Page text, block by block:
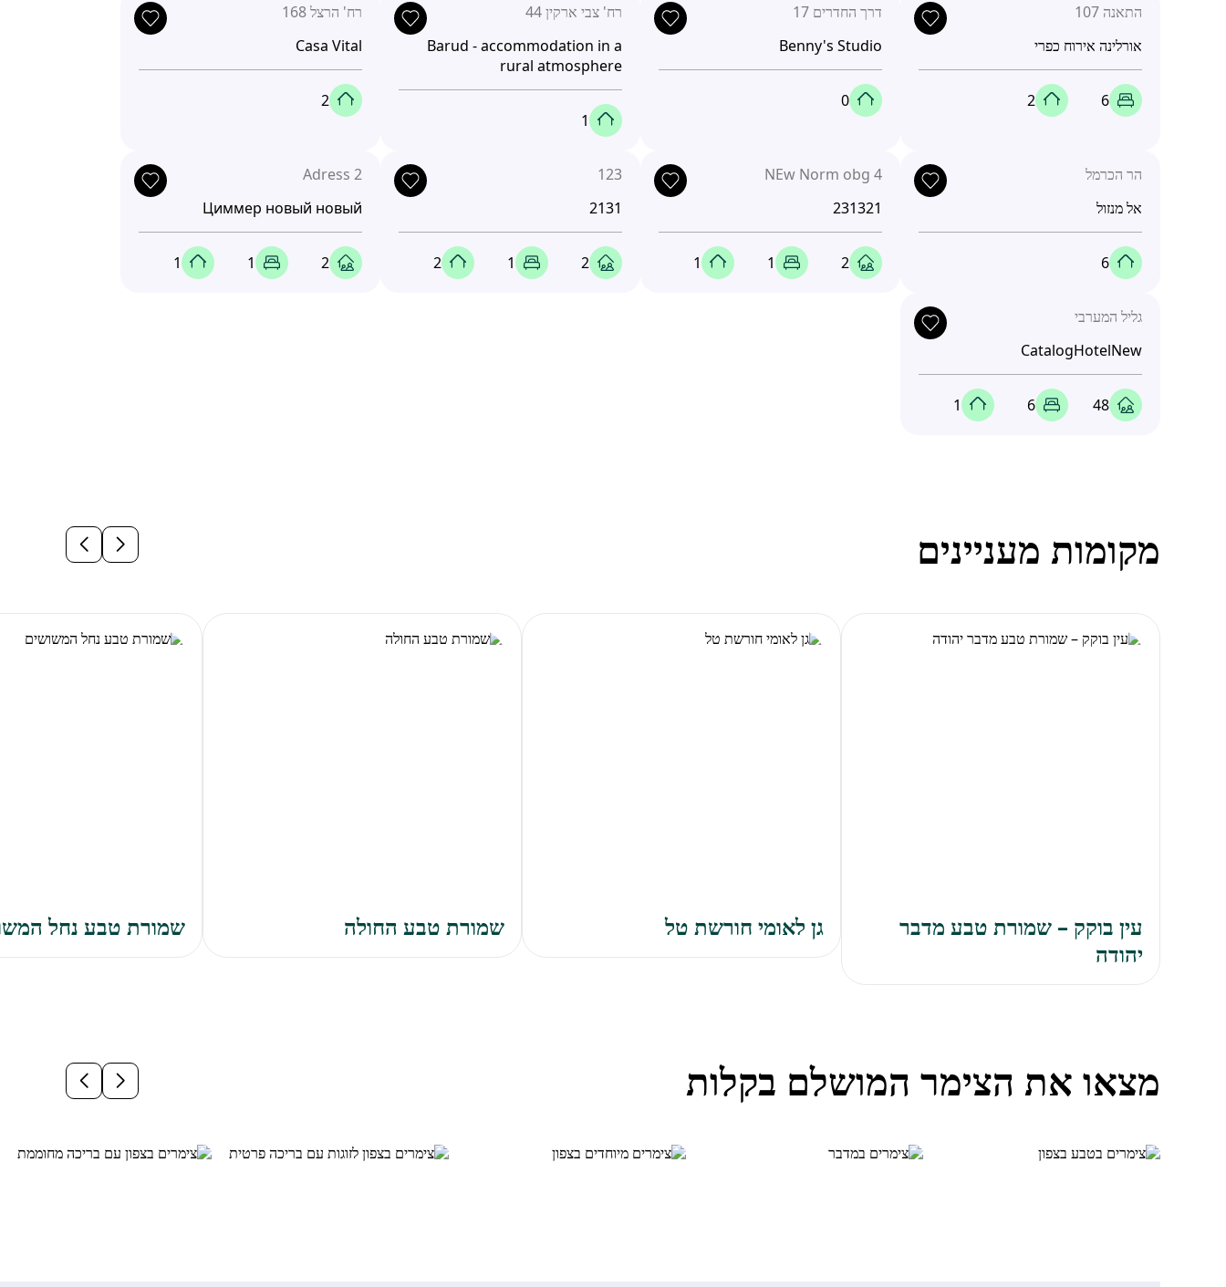
התאנה 107
אורלינה אירוח כפרי
6
2
דרך החדרים 17
Benny's Studio
0
רח' צבי ארקין 44
Barud - accommodation in a
rural atmosphere
1
רח' הרצל 168
Casa Vital
2
הר הכרמל
אל מנזול
6
NEw Norm obg 4
231321
2
1
1
123
2131
2
1
2
Adress 2
Циммер новый новый
2
1
1
גליל המערבי
CatalogHotelNew
48
6
1
מקומות מעניינים
עין בוקק – שמורת טבע מדבר
יהודה
גן לאומי חורשת טל שמורת טבע החולה שמורת טבע נחל
מצאו את הצימר המושלם בקלות